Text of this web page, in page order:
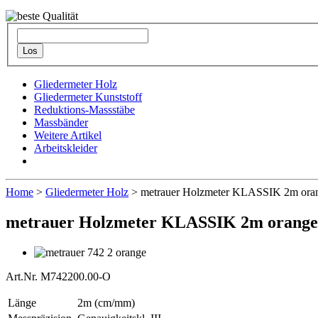
Gliedermeter Holz
Gliedermeter Kunststoff
Reduktions-Massstäbe
Massbänder
Weitere Artikel
Arbeitskleider
Home > Gliedermeter Holz > metrauer Holzmeter KLASSIK 2m
metrauer Holzmeter KLASSIK 2m orange
Art.Nr. M742200.00-O
Länge
2m (cm/mm)